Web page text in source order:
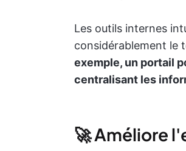
Les outils internes
considérablement le
exemple, un portail
centralisant les
🚀 Améliore